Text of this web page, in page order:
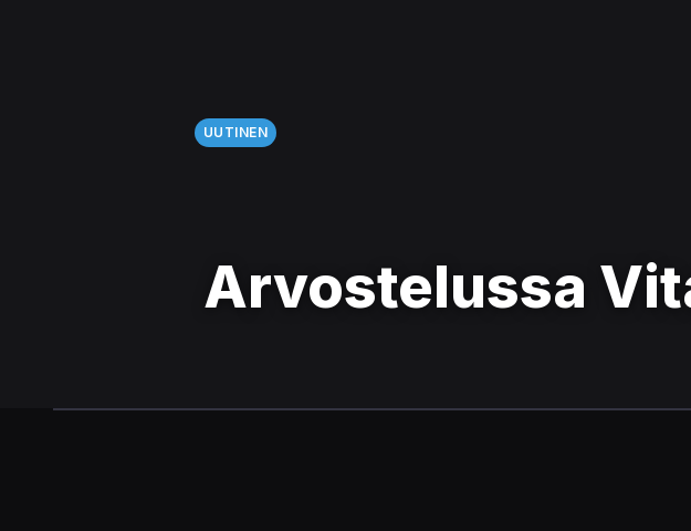
UUTINEN
Arvostelussa